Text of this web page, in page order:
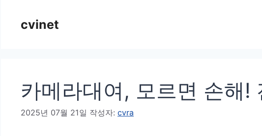
cvinet
카메라대여, 모르면 손해!
2025년 07월 21일 작성자: cvra